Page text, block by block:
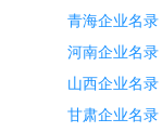
青海企业名录
河南企业名录
山西企业名录
甘肃企业名录